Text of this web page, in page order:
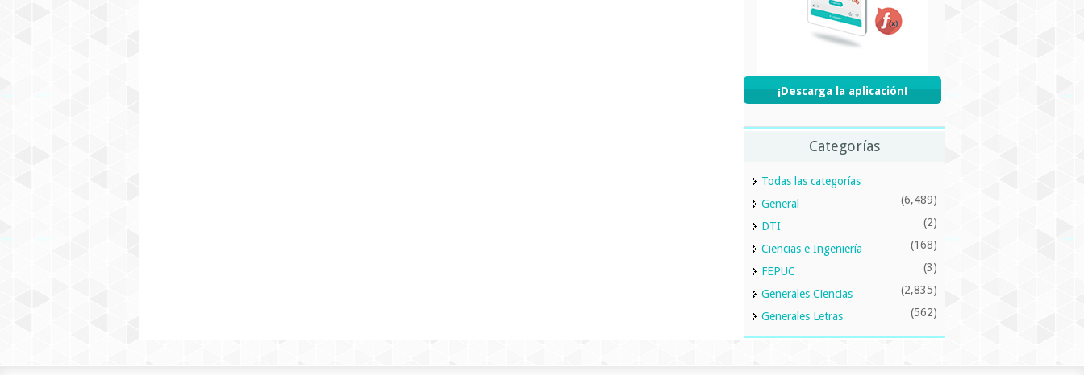
¡Descarga la aplicación!
Categorías
Todas las categorías
General
(6,489)
DTI (2)
Ciencias e Ingeniería (168)
FEPUC (3)
Generales Ciencias (2,835)
Generales Letras (562)